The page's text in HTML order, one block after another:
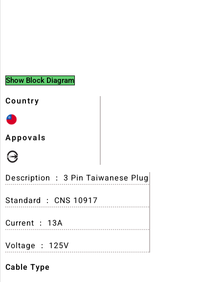
Show Block Diagram
Country
Appovals
Description ： 3 Pin Taiwanese Plug
Standard ： CNS 10917
Current ： 13A
Voltage ： 125V
Cable Type